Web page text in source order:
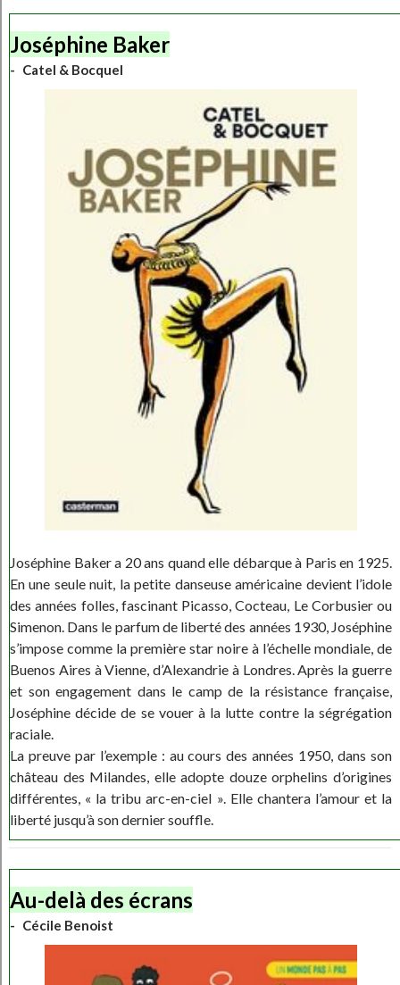
Joséphine Baker
Catel & Bocquel
Joséphine Baker a 20 ans quand elle débarque à Paris en 1925.
En une seule nuit, la petite danseuse américaine devient l’idole
des années folles, fascinant Picasso, Cocteau, Le Corbusier ou
Simenon. Dans le parfum de liberté des années 1930, Joséphine
s’impose comme la première star noire à l’échelle mondiale, de
Buenos Aires à Vienne, d’Alexandrie à Londres. Après la guerre
et son engagement dans le camp de la résistance française,
Joséphine décide de se vouer à la lutte contre la ségrégation
raciale.
La preuve par l’exemple : au cours des années 1950, dans son
château des Milandes, elle adopte douze orphelins d’origines
différentes, « la tribu arc-en-ciel ». Elle chantera l’amour et la
liberté jusqu’à son dernier souffle.
Au-delà des écrans
Cécile Benoist